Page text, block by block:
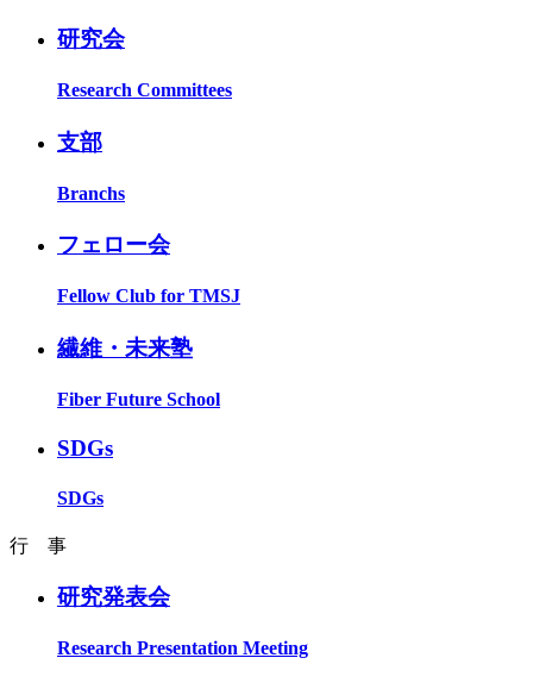
研究会
Research Committees
支部
Branchs
フェロー会
Fellow Club for TMSJ
繊維・未来塾
Fiber Future School
SDGs
SDGs
行 事
研究発表会
Research Presentation Meeting